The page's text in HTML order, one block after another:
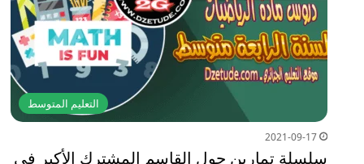
التعليم المتوسط
2021-09-17
سلسلة تمارين حول القاسم المشترك الأكبر في